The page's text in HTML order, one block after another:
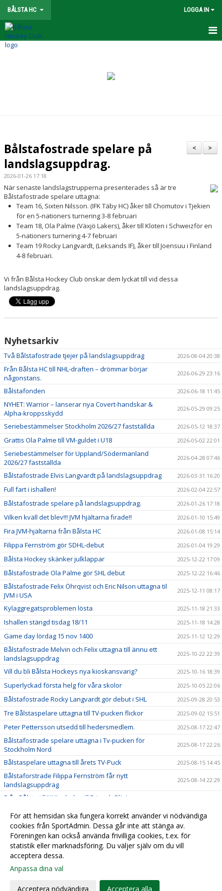
BÅLSTA HC LOGGA IN
FÖRENING
SPONSORER
KALENDER
VÅRA LAG/LEDARE
UTBILDNING
DOKUMENT
ISTIDER
FÖRSLAGSLÅDA
>
<
Bålstafostrade spelare på
landslagsuppdrag.
2026-01-26 17:18
När senaste landslagstrupperna presenterades så är tre
Bålstafostrade spelare uttagna:
Team 16, Sixten Nilsson. (IFK Täby HC) åker till Chomutov i Tjekien
för en 5-nationers turnering 3-8 februari
Team 18, Ola Palme (Växjö Lakers), åker till Kloten i Schweizför en
5-nationers turnering 4-7 februari
Team 19 Rocky Langvardt, (Leksands IF), åker till Joensuu i Finland
4-8 februari.
Vi från Bålsta Hockey Club önskar dem lyckat till vid dessa
landslagsuppdrag.
Nyhetsarkiv
Två Bålstafostrade tjejer på landslagsuppdrag 2026-08-04 20:38
Från Bålsta HC till NHL-draften – drömmar börjar
någonstans.
2026-06-29 23:16
Bålstafonden 2026-06-18 11:45
NYHET: Warrior – lanserar nya Covert-handskar &
Alpha-kroppsskydd
2026-05-29 09:25
Seriebestämmelser Stockholm 2026/27 fastställda 2026-05-12 18:37
Grattis Ola Palme till VM-guldet i U18 2026-05-02 22:01
Seriebestämmelser för Uppland/Södermanland
2026/27 fastställda
2026-04-28 07:46
Bålstafostrade Elvis Langvardt på landslagsuppdrag 2026-03-31 16:20
Full fart i ishallen! 2026-02-04 22:57
Bålstafostrade spelare på landslagsuppdrag. 2026-01-26 17:18
Vilken kväll det blev!!! JVM hjältarna firade!! 2026-01-10 15:49
Fira JVM-hjältarna från Bålsta HC 2026-01-08 15:14
Filippa Fernström gör SDHL-debut 2026-01-04 19:29
Bålsta Hockey skänker julklappar 2025-12-22 17:09
Bålstafostrade Ola Palme gör SHL debut 2025-12-22 16:46
Bålstafostrade Felix Öhrqvist och Eric Nilson uttagna til
JVM i USA
2025-12-11 08:17
Kylaggregatsproblemen lösta 2025-11-18 21:33
Ishallen stängd tisdag 18/11 2025-11-18 14:28
Game day lördag 15 nov 1400 2025-11-12 12:29
Bålstafostrade Melvin och Felix uttagna till ännu ett
landslagsuppdrag
2025-10-22 22:39
Vill du bli Bålsta Hockeys nya kioskansvarig? 2025-10-16 18:39
Superlyckad första helg för våra skolor 2025-10-05 22:06
Bålstafostrade Rocky Langvardt gör debut i SHL 2025-09-28 20:53
Tre Bålstaspelare uttagna till TV-pucken flickor 2025-09-02 15:51
Peter Pettersson utsedd till hedersmedlem. 2025-08-17 22:47
Bålstafostrade spelare uttagna i Tv-pucken för
Stockholm Nord
2025-08-17 22:26
Bålstaspelare uttagna till årets TV-Puck 2025-08-15 14:45
Bålstaforstrade Filippa Fernström får nytt
landslagsuppdrag
2025-08-14 22:29
Från Bålsta till NHL – lycka till Eric och Filip!
Fyra Bålstafostrade spelare uttagna i J20 landslaget 2025-06-14 00:49
Bålstafostrade Melvin Fernström skriver NHL-kontrakt 2025-06-13 23:49
Vi tar nästa steg inom sponsring – vill du vara med? 2025-06-12 22:12
inställningar
Webbversion
För att hemsidan ska fungera korrekt använder vi nödvändiga
cookies från SportAdmin. Dessa går inte att stänga av.
Föreningen kan också använda frivilliga cookies, t.ex. för
statistik eller marknadsföring. Du väljer själv om du vill
acceptera dessa.
Anpassa dina val
Acceptera nödvändiga Acceptera alla